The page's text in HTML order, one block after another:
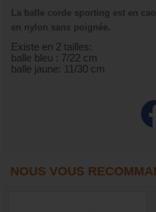
La balle corde sporting est en
en nylon sans poignée.
Existe en 2 tailles:
balle bleu : 7/22 cm
balle jaune: 11/30 cm
NOUS VOUS